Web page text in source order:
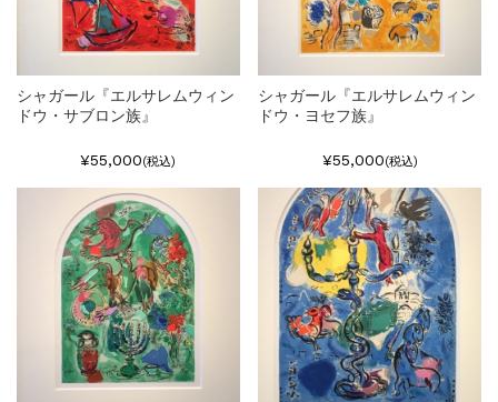
シャガール『エルサレムウィン
ドウ・サブロン族』
¥55,000(税込)
シャガール『エルサレムウィン
ドウ・ヨセフ族』
¥55,000(税込)